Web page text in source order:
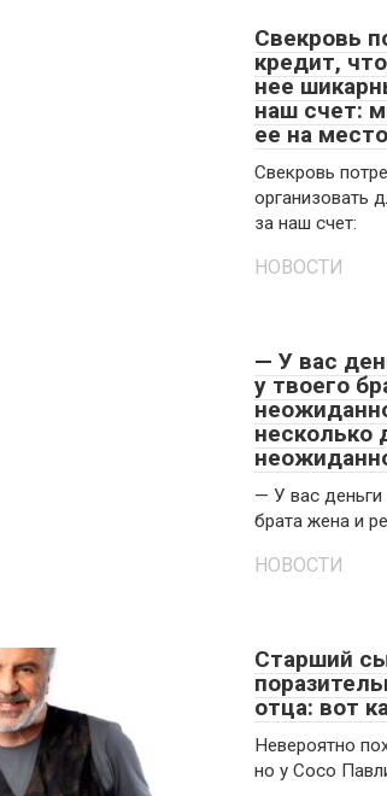
Свекровь
кредит,
нее
наш счет:
ее на место
Свекровь
организовать
за наш счет:
НОВОСТИ
— У вас
у твоего
несколько
— У вас деньги
брата жена и
НОВОСТИ
Старший
отца: вот
Невероятно
но у Сосо